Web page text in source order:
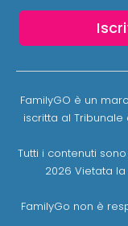
FamilyGO è un
iscritta al Tribunale
Tutti i contenuti
2026 Vietata
FamilyGo non è